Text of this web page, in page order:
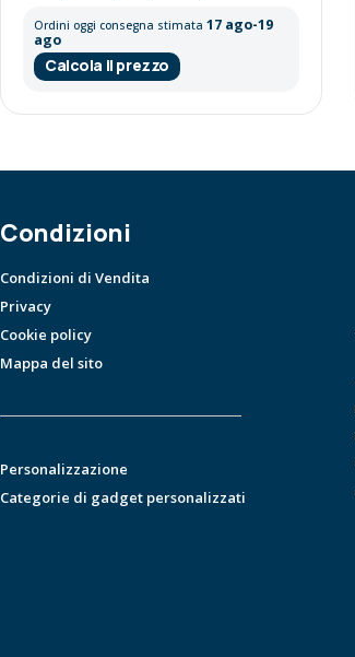
Ordini oggi consegna stimata 17 ago-19
ago
Calcola il prezzo
Condizioni
Condizioni di Vendita
Privacy
Cookie policy
Mappa del sito
Personalizzazione
Categorie di gadget personalizzati